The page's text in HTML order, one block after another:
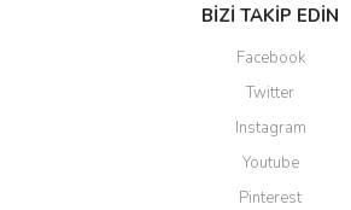
BİZİ TAKİP EDİN
Facebook
Twitter
Instagram
Youtube
Pinterest